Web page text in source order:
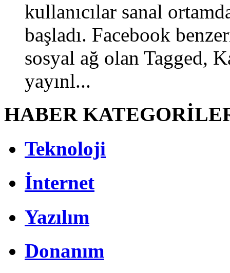
kullanıcılar sanal
başladı. Facebook
sosyal ağ olan Tagged,
yayınl...
HABER
Teknoloji
İnternet
Yazılım
Donanım